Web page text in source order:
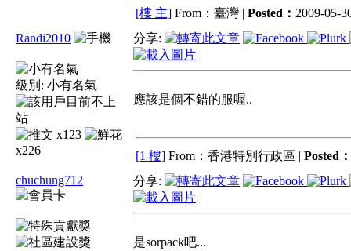
[樓 主] From：臺灣 | Posted： 2009-05-
Randi2010
級別: 小有名氣
x123
x226
分享:
應該是個不錯的服喔..
[1 樓] From：香港特別行政區 | Posted：
chuchung712
分享:
是sorpack吧...